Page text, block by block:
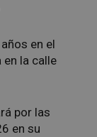
en el
en la calle
por las
en su